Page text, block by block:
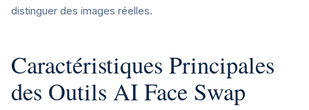
distinguer des images réelles.
Caractéristiques Principales
des Outils AI Face Swap